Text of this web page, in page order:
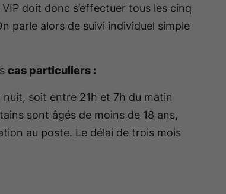
doit donc s’effectuer tous les cinq
parle alors de suivi individuel simple
cas particuliers :
soit entre 21h et 7h du matin
sont âgés de moins de 18 ans,
au poste. Le délai de trois mois